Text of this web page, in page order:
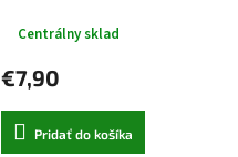
Centrálny sklad
€7,90
Pridať do košíka